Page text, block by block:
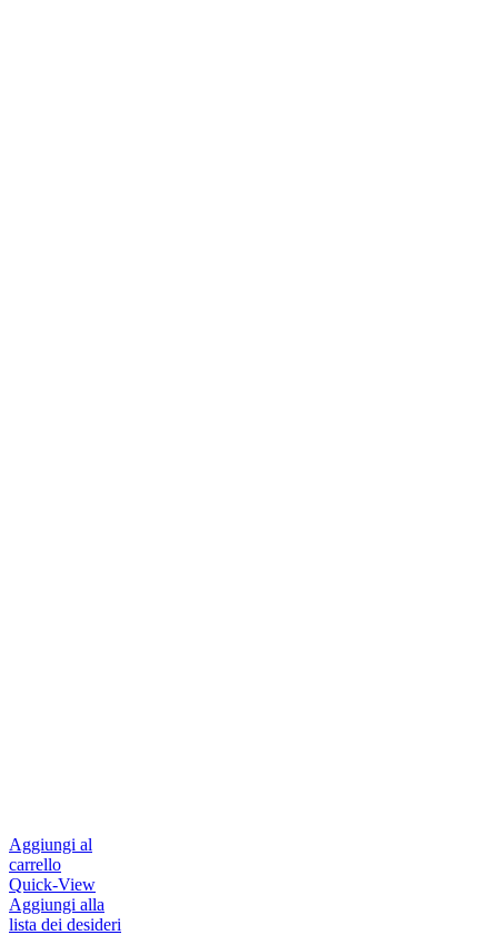
Aggiungi al
carrello
Quick-View
Aggiungi alla
lista dei desideri